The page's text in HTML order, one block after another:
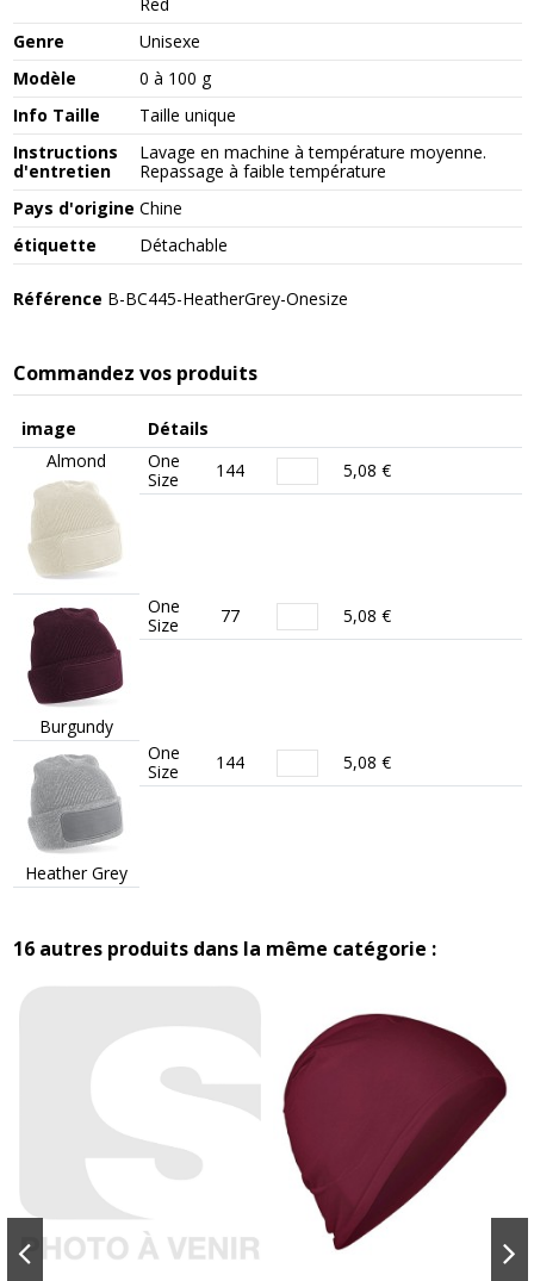
Red
Genre
Unisexe
Modèle
0 à 100 g
Info Taille
Taille unique
Instructions
d'entretien
Lavage en machine à température moyenne.
Repassage à faible température
Pays d'origine Chine
étiquette
Détachable
Référence B-BC445-HeatherGrey-Onesize
Commandez vos produits
image
Détails
Almond
One
Size
144 5,08 €
Burgundy
One
Size
77 5,08 €
Heather Grey
One
Size
144 5,08 €
16 autres produits dans la même catégorie :